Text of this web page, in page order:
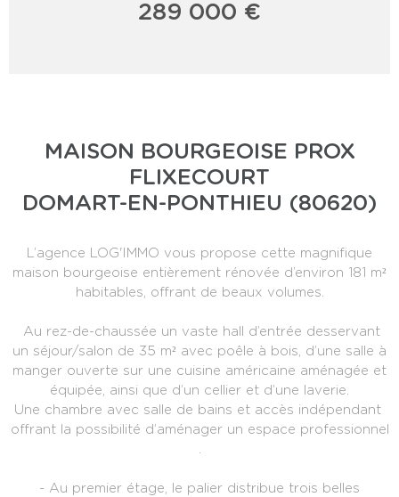
289 000 €
MAISON BOURGEOISE PROX
FLIXECOURT
DOMART-EN-PONTHIEU (80620)
L’agence LOG'IMMO vous propose cette magnifique
maison bourgeoise entièrement rénovée d’environ 181 m²
habitables, offrant de beaux volumes.
Au rez-de-chaussée un vaste hall d’entrée desservant
un séjour/salon de 35 m² avec poêle à bois, d’une salle à
manger ouverte sur une cuisine américaine aménagée et
équipée, ainsi que d’un cellier et d’une laverie.
Une chambre avec salle de bains et accès indépendant
offrant la possibilité d’aménager un espace professionnel
.
- Au premier étage, le palier distribue trois belles